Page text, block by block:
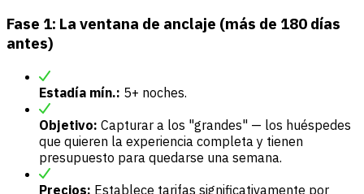
Fase 1: La ventana de anclaje (más de 180 días
antes)
Estadía mín.: 5+ noches.
Objetivo: Capturar a los "grandes" — los huéspedes
que quieren la experiencia completa y tienen
presupuesto para quedarse una semana.
Precios: Establece tarifas significativamente por